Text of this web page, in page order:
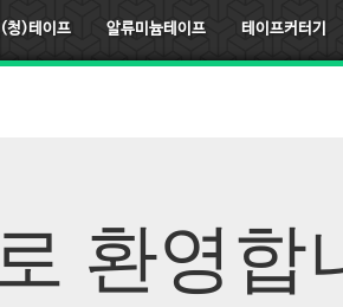
청)테이프 알류미늄테이프 테이프커터기
환영합